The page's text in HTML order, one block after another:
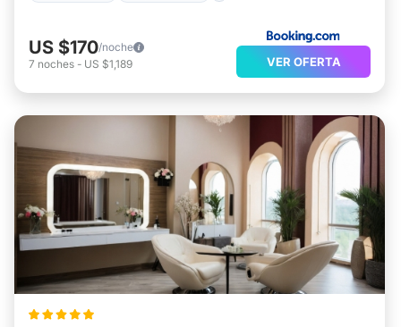
US $170/noche
7 noches - US $1,189 VER OFERTA